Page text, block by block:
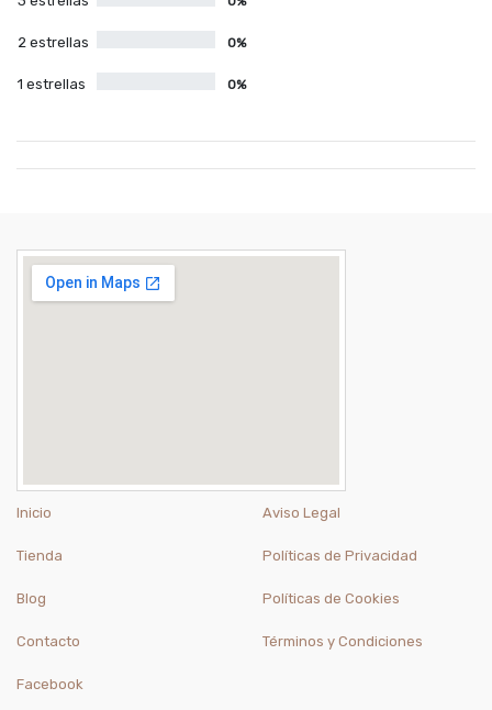
2 estrellas 0%
1 estrellas 0%
Inicio
Tienda
Blog
Contacto
Aviso Legal
Políticas de Privacidad
Políticas de Cookies
Términos y Condiciones
Facebook